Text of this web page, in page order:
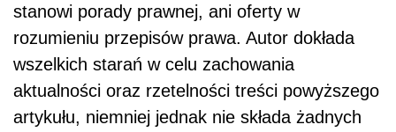
stanowi porady prawnej, ani oferty w
rozumieniu przepisów prawa. Autor dokłada
wszelkich starań w celu zachowania
aktualności oraz rzetelności treści powyższego
artykułu, niemniej jednak nie składa żadnych